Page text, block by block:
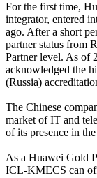
For the first time,
integrator, entered
ago. After a short
partner status from
Partner level. As of
acknowledged the
(Russia)
The Chinese
market of IT and
of its presence in
As a Huawei Gold
ICL-KMECS can